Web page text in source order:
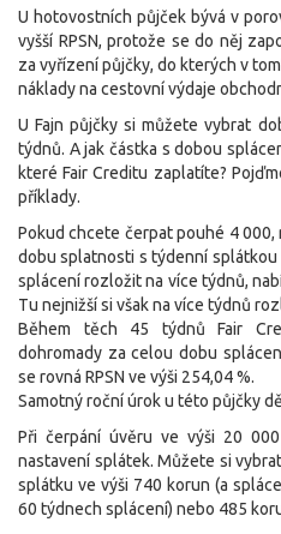
U hotovostních půjček bývá v
vyšší RPSN, protože se do něj
za vyřízení půjčky, do kterých v
náklady na cestovní výdaje
U Fajn půjčky si můžete vybrat
týdnů. A jak částka s dobou
které Fair Creditu zaplatíte?
příklady.
Pokud chcete čerpat pouhé 4
dobu splatnosti s týdenní
splácení rozložit na více týdnů,
Tu nejnižší si však na více týdnů
Během těch 45 týdnů Fair
dohromady za celou dobu
se rovná RPSN ve výši 254,04 %.
Samotný roční úrok u této půjčky
Při čerpání úvěru ve výši 20
nastavení splátek. Můžete si
splátku ve výši 740 korun (a
60 týdnech splácení) nebo 485